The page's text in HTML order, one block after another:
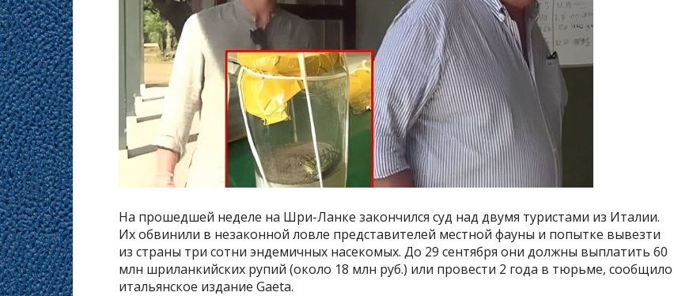
На прошедшей неделе на Шри-Ланке закончился суд над двумя туристами из Италии.
Их обвинили в незаконной ловле представителей местной фауны и попытке вывезти
из страны три сотни эндемичных насекомых. До 29 сентября они должны выплатить 60
млн шриланкийских рупий (около 18 млн руб.) или провести 2 года в тюрьме, сообщило
итальянское издание Gaeta.